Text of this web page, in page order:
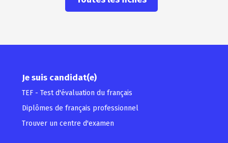
Je suis candidat(e)
TEF - Test d'évaluation du français
Diplômes de français professionnel
Trouver un centre d'examen